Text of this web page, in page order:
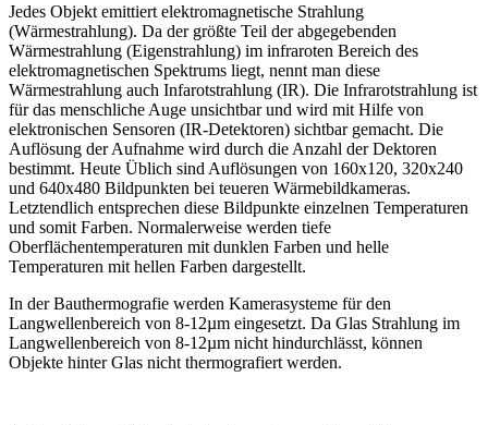
Jedes Objekt emittiert elektromagnetische Strahlung
(Wärmestrahlung). Da der größte Teil der abgegebenden
Wärmestrahlung (Eigenstrahlung) im infraroten Bereich des
elektromagnetischen Spektrums liegt, nennt man diese
Wärmestrahlung auch Infarotstrahlung (IR). Die Infrarotstrahlung ist
für das menschliche Auge unsichtbar und wird mit Hilfe von
elektronischen Sensoren (IR-Detektoren) sichtbar gemacht. Die
Auflösung der Aufnahme wird durch die Anzahl der Dektoren
bestimmt. Heute Üblich sind Auflösungen von 160x120, 320x240
und 640x480 Bildpunkten bei teueren Wärmebildkameras.
Letztendlich entsprechen diese Bildpunkte einzelnen Temperaturen
und somit Farben. Normalerweise werden tiefe
Oberflächentemperaturen mit dunklen Farben und helle
Temperaturen mit hellen Farben dargestellt.
In der Bauthermografie werden Kamerasysteme für den
Langwellenbereich von 8-12µm eingesetzt. Da Glas Strahlung im
Langwellenbereich von 8-12µm nicht hindurchlässt, können
Objekte hinter Glas nicht thermografiert werden.